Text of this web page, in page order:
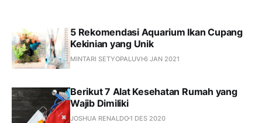
5 Rekomendasi Aquarium Ikan Cupang
Kekinian yang Unik
MINTARI SETYOPALUVI 6 JAN 2021
Berikut 7 Alat Kesehatan Rumah yang
Wajib Dimiliki
JOSHUA RENALDO1 DES 2020